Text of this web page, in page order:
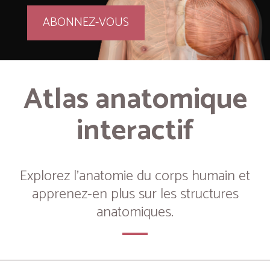
ABONNEZ-VOUS
Atlas anatomique
interactif
Explorez l’anatomie du corps humain et
apprenez-en plus sur les structures
anatomiques.